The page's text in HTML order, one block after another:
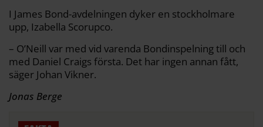
I James Bond-avdelningen dyker en stockholmare
upp, Izabella Scorupco.
– O’Neill var med vid varenda Bondinspelning till och
med Daniel Craigs första. Det har ingen annan fått,
säger Johan Vikner.
Jonas Berge